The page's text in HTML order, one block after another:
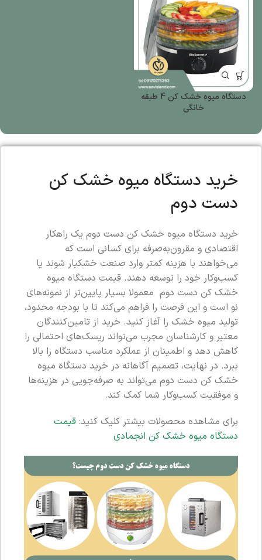
دستگاه میوه خشک کن 4 طبقه
خانگی
خرید دستگاه میوه خشک کن
دست دوم
خرید دستگاه میوه خشک کن دست دوم یک راهکار
اقتصادی و مقرون‌به‌صرفه برای کسانی است که
می‌خواهند با هزینه کمتر وارد صنعت خشکبار شوند یا
کسب‌وکار خود را توسعه دهند. قیمت دستگاه میوه
خشک کن دست دوم معمولا بسیار پایین‌تر از نمونه‌های
نو است و این فرصت را فراهم می‌کند تا با بودجه محدود،
تولید میوه خشک را آغاز کنید. خرید از تامین‌کنندگان
معتبر و کارشناسان مجرب می‌تواند ریسک‌های احتمالی را
کاهش دهد و اطمینان از عملکرد مناسب دستگاه را بالا
ببرد. در نهایت، تصمیم آگاهانه در خرید دستگاه میوه
خشک کن دست دوم می‌تواند به صرفه‌جویی در هزینه‌ها
و موفقیت کسب‌وکار شما کمک کند.
برای مشاهده محصولات بیشتر کلیک کنید: قیمت
دستگاه میوه خشک کن انجمادی